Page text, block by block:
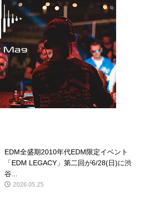
EDM全盛期2010年代EDM限定イベント
「EDM LEGACY」第二回が6/28(日)に渋
谷...
2026.05.25